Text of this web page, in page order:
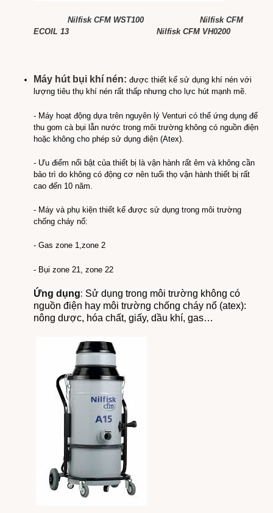
Nilfisk CFM WST100
Nilfisk CFM
ECOIL 13
Nilfisk CFM VH0200
Máy hút bụi khí nén: được thiết kế sử dụng khí nén với
lượng tiêu thụ khí nén rất thấp nhưng cho lực hút mạnh mẽ.
- Máy hoạt động dựa trên nguyên lý Venturi có thể ứng dụng để
thu gom cà bụi lẫn nước trong môi trường không có nguồn điện
hoặc không cho phép sử dụng điện (Atex).
- Ưu điểm nổi bật của thiết bị là vận hành rất êm và không cần
bảo trì do không có động cơ nên tuổi thọ vận hành thiết bị rất
cao đến 10 năm.
- Máy và phụ kiện thiết kế được sử dụng trong môi trường
chống cháy nổ:
- Gas zone 1,zone 2
- Bụi zone 21, zone 22
Ứng dụng: Sử dụng trong môi trường không có
nguồn điện hay môi trường chống cháy nổ (atex):
nông dược, hóa chất, giấy, dầu khí, gas…